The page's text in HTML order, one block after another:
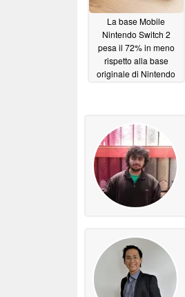
La base Mobile
Nintendo Switch 2
pesa il 72% in meno
rispetto alla base
originale di Nintendo